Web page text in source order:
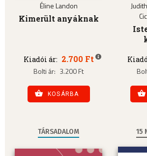
Éline Landon
Kimerült anyáknak
Kiadói ár: 2.700 Ft
Bolti ár: 3.200 Ft
KOSÁRBA
TÁRSADALOM 15